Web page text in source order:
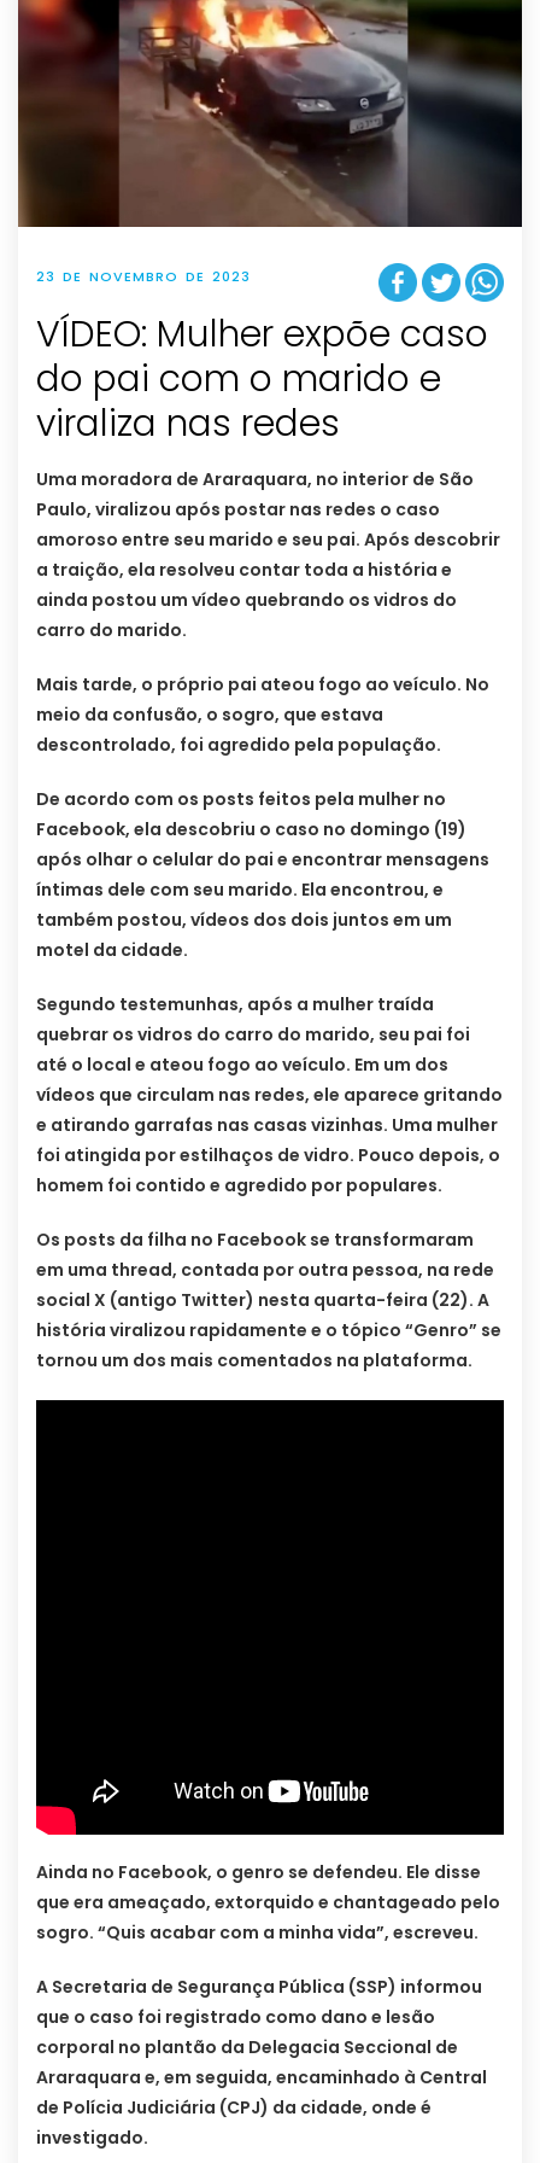
23 DE NOVEMBRO DE 2023
VÍDEO: Mulher expõe caso
do pai com o marido e
viraliza nas redes
Uma moradora de Araraquara, no interior de São
Paulo, viralizou após postar nas redes o caso
amoroso entre seu marido e seu pai. Após descobrir
a traição, ela resolveu contar toda a história e
ainda postou um vídeo quebrando os vidros do
carro do marido.
Mais tarde, o próprio pai ateou fogo ao veículo. No
meio da confusão, o sogro, que estava
descontrolado, foi agredido pela população.
De acordo com os posts feitos pela mulher no
Facebook, ela descobriu o caso no domingo (19)
após olhar o celular do pai e encontrar mensagens
íntimas dele com seu marido. Ela encontrou, e
também postou, vídeos dos dois juntos em um
motel da cidade.
Segundo testemunhas, após a mulher traída
quebrar os vidros do carro do marido, seu pai foi
até o local e ateou fogo ao veículo. Em um dos
vídeos que circulam nas redes, ele aparece gritando
e atirando garrafas nas casas vizinhas. Uma mulher
foi atingida por estilhaços de vidro. Pouco depois, o
homem foi contido e agredido por populares.
Os posts da filha no Facebook se transformaram
em uma thread, contada por outra pessoa, na rede
social X (antigo Twitter) nesta quarta-feira (22). A
história viralizou rapidamente e o tópico “Genro” se
tornou um dos mais comentados na plataforma.
Ainda no Facebook, o genro se defendeu. Ele disse
que era ameaçado, extorquido e chantageado pelo
sogro. “Quis acabar com a minha vida”, escreveu.
A Secretaria de Segurança Pública (SSP) informou
que o caso foi registrado como dano e lesão
corporal no plantão da Delegacia Seccional de
Araraquara e, em seguida, encaminhado à Central
de Polícia Judiciária (CPJ) da cidade, onde é
investigado.